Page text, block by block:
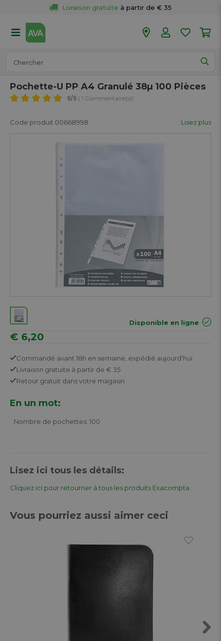
Livraison gratuite à partir de € 35
50 magasins
Pochette-U PP A4 Granulé 38µ 100 Pièces
5/5 ( 1 Commentaire(s))
Code produit 00668998 Lisez plus
Disponible en ligne
€ 6,20
Commandé avant 18h en semaine, expédié aujourd’hui.
Livraison gratuite à partir de € 35
Retour gratuit dans votre magasin
En un mot:
Nombre de pochettes: 100
Lisez ici tous les détails:
Cliquez ici pour retourner à tous les produits Exacompta.
Vous pourriez aussi aimer ceci